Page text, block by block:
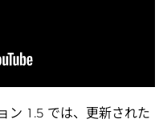
ン 1.5 では、更新された